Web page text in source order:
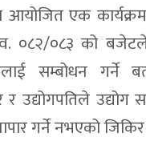
एक
०८२/०८३ को बजेटले
सम्बोधन गर्ने
र उद्योगपतिले उद्योग
गर्ने नभएको